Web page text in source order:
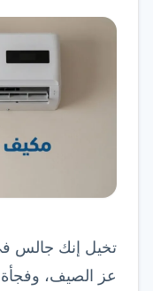
تخيل إنك جالس
عز الصيف،